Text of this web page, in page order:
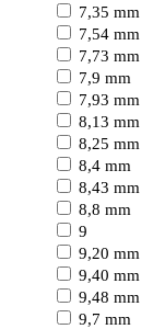
7,35 mm
7,54 mm
7,73 mm
7,9 mm
7,93 mm
8,13 mm
8,25 mm
8,4 mm
8,43 mm
8,8 mm
9
9,20 mm
9,40 mm
9,48 mm
9,7 mm